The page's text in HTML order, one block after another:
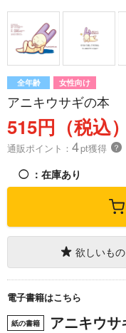
全年齢 女性向け
アニキウサギの本
515円（税込）
通販ポイント： 4pt獲得 ？
◯ ：在庫あり
欲しいも
電子書籍はこちら
紙の書籍 アニキウ